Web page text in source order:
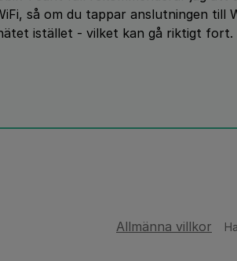
så om du tappar anslutningen till
istället - vilket kan gå riktigt fort.
Allmänna villkor